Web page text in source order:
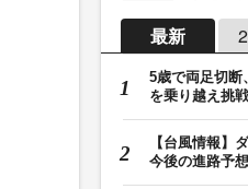
最新
5歳で両足切断
を乗り越え挑
【台風情報】
今後の進路予